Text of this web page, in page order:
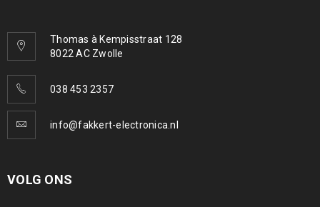
Thomas à Kempisstraat 128
8022 AC Zwolle
038 453 2357
info@fakkert-electronica.nl
VOLG ONS